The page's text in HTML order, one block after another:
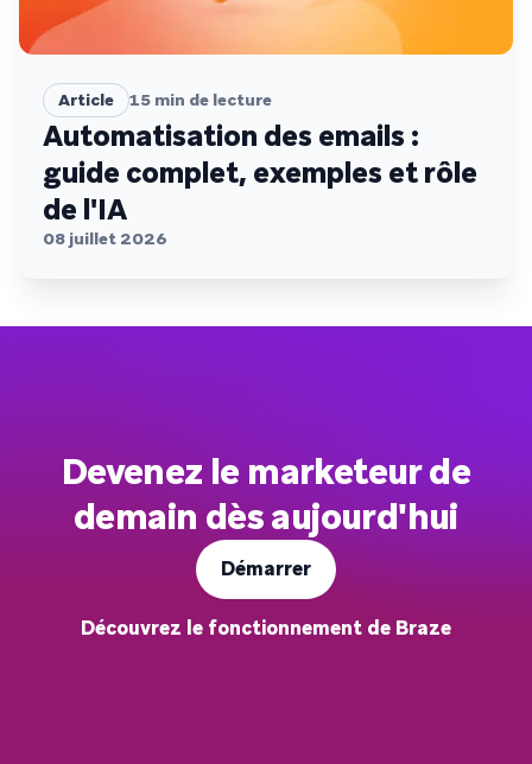
Article 15 min de lecture
Automatisation des emails :
guide complet, exemples et rôle
de l'IA
08 juillet 2026
Devenez le marketeur de
demain dès aujourd'hui
Démarrer
Découvrez le fonctionnement de Braze